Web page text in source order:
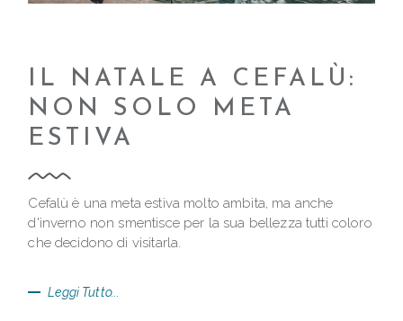
IL NATALE A CEFALÙ:
NON SOLO META
ESTIVA
Cefalù è una meta estiva molto ambita, ma anche
d'inverno non smentisce per la sua bellezza tutti coloro
che decidono di visitarla.
Leggi Tutto...